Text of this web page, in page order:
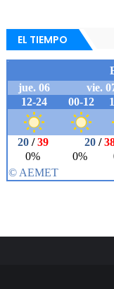
EL TIEMPO